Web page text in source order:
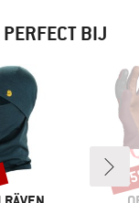
BIJ
-